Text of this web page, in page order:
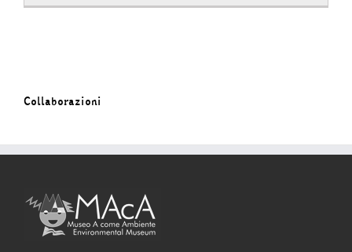
Collaborazioni